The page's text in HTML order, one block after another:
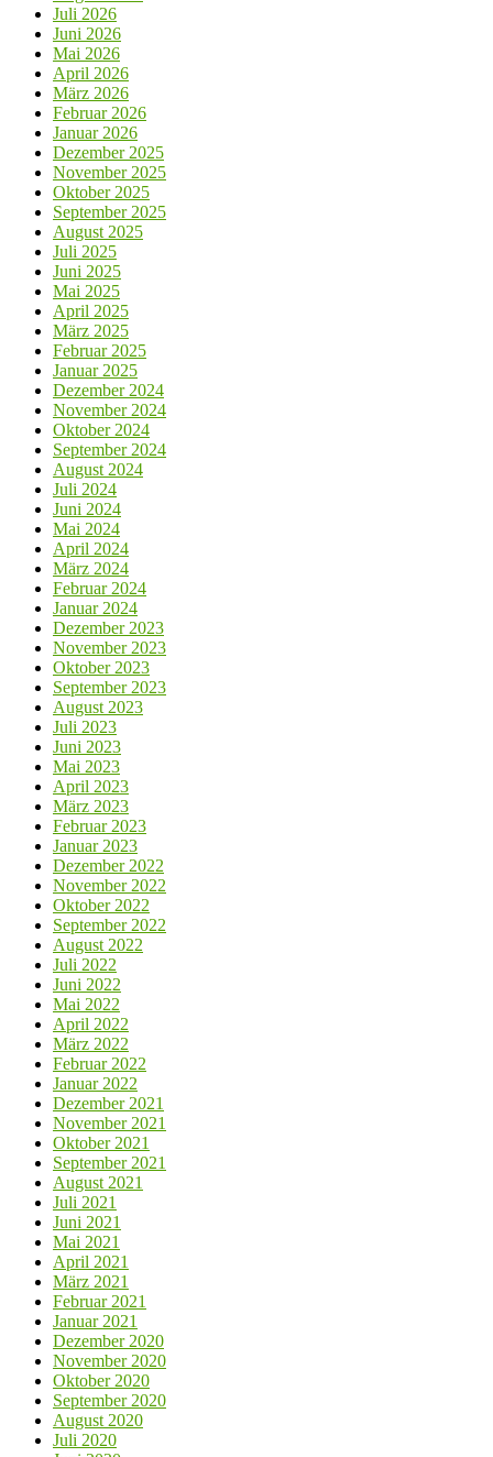
Juli 2026
Juni 2026
Mai 2026
April 2026
März 2026
Februar 2026
Januar 2026
Dezember 2025
November 2025
Oktober 2025
September 2025
August 2025
Juli 2025
Juni 2025
Mai 2025
April 2025
März 2025
Februar 2025
Januar 2025
Dezember 2024
November 2024
Oktober 2024
September 2024
August 2024
Juli 2024
Juni 2024
Mai 2024
April 2024
März 2024
Februar 2024
Januar 2024
Dezember 2023
November 2023
Oktober 2023
September 2023
August 2023
Juli 2023
Juni 2023
Mai 2023
April 2023
März 2023
Februar 2023
Januar 2023
Dezember 2022
November 2022
Oktober 2022
September 2022
August 2022
Juli 2022
Juni 2022
Mai 2022
April 2022
März 2022
Februar 2022
Januar 2022
Dezember 2021
November 2021
Oktober 2021
September 2021
August 2021
Juli 2021
Juni 2021
Mai 2021
April 2021
März 2021
Februar 2021
Januar 2021
Dezember 2020
November 2020
Oktober 2020
September 2020
August 2020
Juli 2020